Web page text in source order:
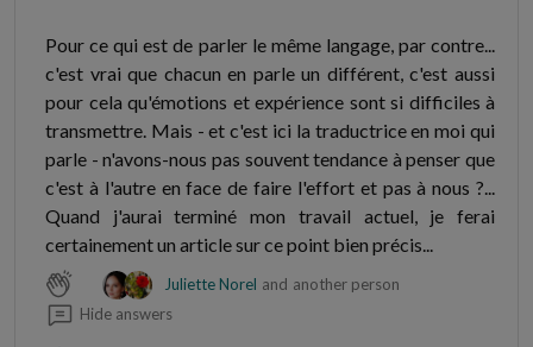
Pour ce qui est de parler le même langage, par contre...
c'est vrai que chacun en parle un différent, c'est aussi
pour cela qu'émotions et expérience sont si difficiles à
transmettre. Mais - et c'est ici la traductrice en moi qui
parle - n'avons-nous pas souvent tendance à penser que
c'est à l'autre en face de faire l'effort et pas à nous ?...
Quand j'aurai terminé mon travail actuel, je ferai
certainement un article sur ce point bien précis...
Juliette Norel and another person
Hide answers